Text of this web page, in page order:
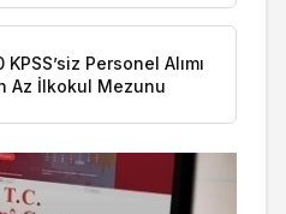
Personel Alımı
Az İlkokul Mezunu